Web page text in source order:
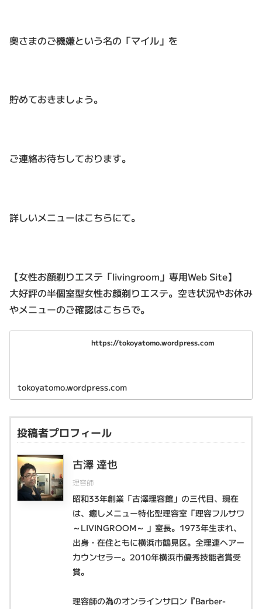
奥さまのご機嫌という名の「マイル」を
貯めておきましょう。
ご連絡お待ちしております。
詳しいメニューはこちらにて。
【女性お顔剃りエステ「livingroom」専用Web Site】
大好評の半個室型女性お顔剃りエステ。空き状況やお休み
やメニューのご確認はこちらで。
https://tokoyatomo.wordpress.com
tokoyatomo.wordpress.com
投稿者プロフィール
古澤 達也
理容師
昭和33年創業「古澤理容館」の三代目、現在
は、癒しメニュー特化型理容室「理容フルサワ
～LIVINGROOM～ 」室長。1973年生まれ、
出身・在住ともに横浜市鶴見区。全理連ヘアー
カウンセラー。2010年横浜市優秀技能者賞受
賞。
理容師の為のオンラインサロン『Barber-